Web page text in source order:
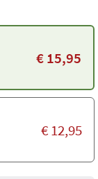
€15,95
€12,95